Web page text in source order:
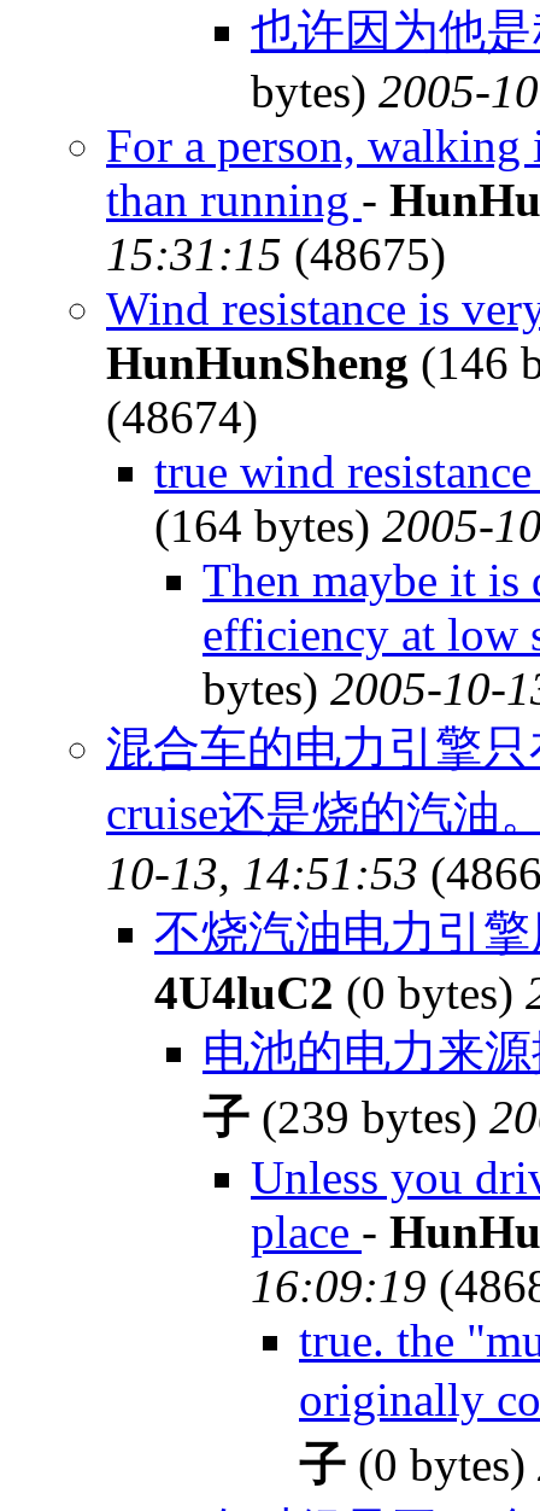
也许因为他
bytes) 2005-
For a person,
than running -
15:31:15 (48675)
Wind resistance is
HunHunSheng (146
(48674)
true wind
(164 bytes) 2005-
Then maybe it is
efficiency at low
bytes) 2005-10-
混合车的电力引擎
cruise还是烧的汽油
10-13, 14:51:53
不烧汽油电力引
4U4luC2 (0 bytes)
电池的电力来
子 (239 bytes)
Unless you
place -
16:09:19
true. the
originally
子 (0 bytes)